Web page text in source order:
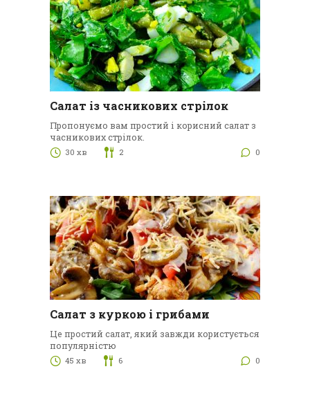
Салат із часникових стрілок
Пропонуємо вам простий і корисний салат з
часникових стрілок.
30 хв 2 0
Салат з куркою і грибами
Це простий салат, який завжди користується
популярністю
45 хв 6 0